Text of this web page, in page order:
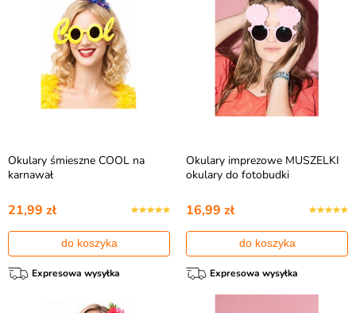
Okulary śmieszne COOL na
karnawał
21,99 zł
do koszyka
Expresowa wysyłka
Okulary imprezowe MUSZELKI
okulary do fotobudki
16,99 zł
do koszyka
Expresowa wysyłka